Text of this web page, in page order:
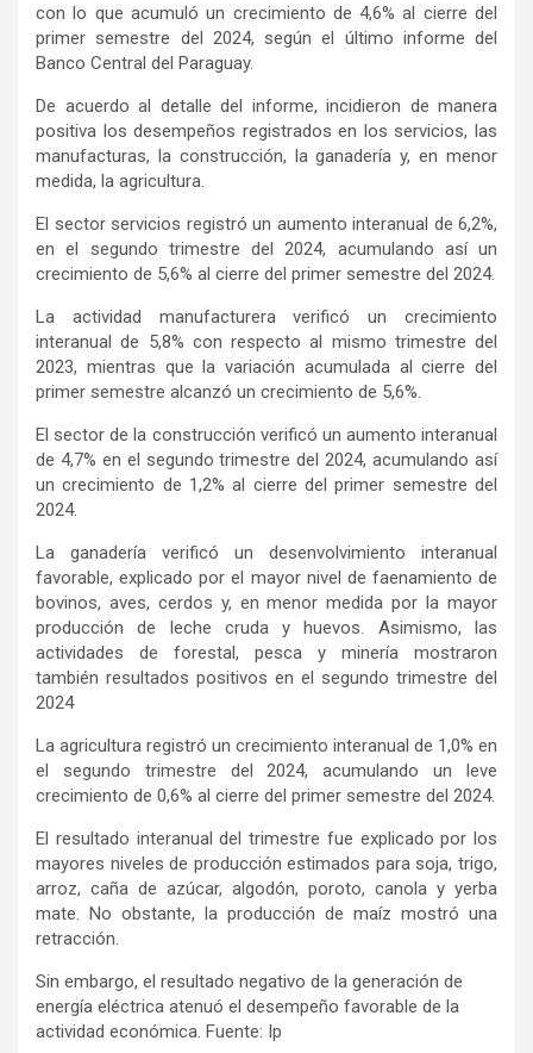
con lo que acumuló un crecimiento de 4,6% al cierre del
primer semestre del 2024, según el último informe del
Banco Central del Paraguay.
De acuerdo al detalle del informe, incidieron de manera
positiva los desempeños registrados en los servicios, las
manufacturas, la construcción, la ganadería y, en menor
medida, la agricultura.
El sector servicios registró un aumento interanual de 6,2%,
en el segundo trimestre del 2024, acumulando así un
crecimiento de 5,6% al cierre del primer semestre del 2024.
La actividad manufacturera verificó un crecimiento
interanual de 5,8% con respecto al mismo trimestre del
2023, mientras que la variación acumulada al cierre del
primer semestre alcanzó un crecimiento de 5,6%.
El sector de la construcción verificó un aumento interanual
de 4,7% en el segundo trimestre del 2024, acumulando así
un crecimiento de 1,2% al cierre del primer semestre del
2024.
La ganadería verificó un desenvolvimiento interanual
favorable, explicado por el mayor nivel de faenamiento de
bovinos, aves, cerdos y, en menor medida por la mayor
producción de leche cruda y huevos. Asimismo, las
actividades de forestal, pesca y minería mostraron
también resultados positivos en el segundo trimestre del
2024
La agricultura registró un crecimiento interanual de 1,0% en
el segundo trimestre del 2024, acumulando un leve
crecimiento de 0,6% al cierre del primer semestre del 2024.
El resultado interanual del trimestre fue explicado por los
mayores niveles de producción estimados para soja, trigo,
arroz, caña de azúcar, algodón, poroto, canola y yerba
mate. No obstante, la producción de maíz mostró una
retracción.
Sin embargo, el resultado negativo de la generación de
energía eléctrica atenuó el desempeño favorable de la
actividad económica. Fuente: Ip